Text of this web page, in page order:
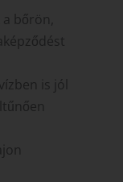
bőrön,
is jól